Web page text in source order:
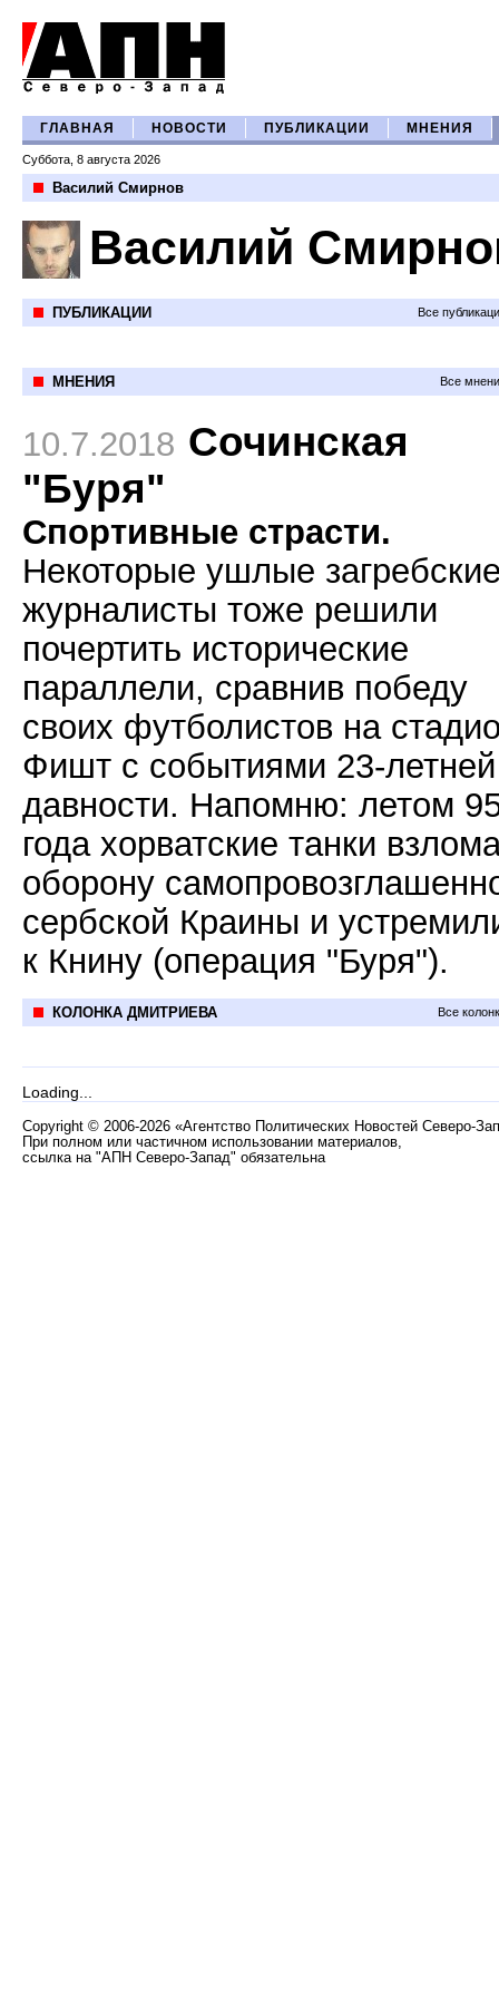
ГЛАВНАЯ НОВОСТИ ПУБЛИКАЦИИ МНЕНИЯ
Суббота, 8 августа 2026
Василий Смирнов
Василий
ПУБЛИКАЦИИ Все
МНЕНИЯ Все
10.7.2018 Сочинская
"Буря"
Спортивные страсти.
Некоторые ушлые
журналисты тоже решили
почертить исторические
параллели, сравнив победу
своих футболистов на
Фишт с событиями 23-летней
давности. Напомню: летом
года хорватские танки
оборону
сербской Краины и
к Книну (операция "Буря").
КОЛОНКА ДМИТРИЕВА Все
Loading...
Copyright © 2006-2026 «Агентство Политических Новостей Северо-
При полном или частичном использовании материалов,
ссылка на "АПН Северо-Запад" обязательна